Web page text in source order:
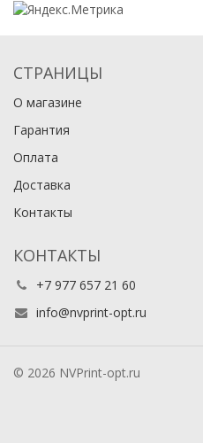
СТРАНИЦЫ
О магазине
Гарантия
Оплата
Доставка
Контакты
КОНТАКТЫ
+7 977 657 21 60
info@nvprint-opt.ru
© 2026 NVPrint-opt.ru